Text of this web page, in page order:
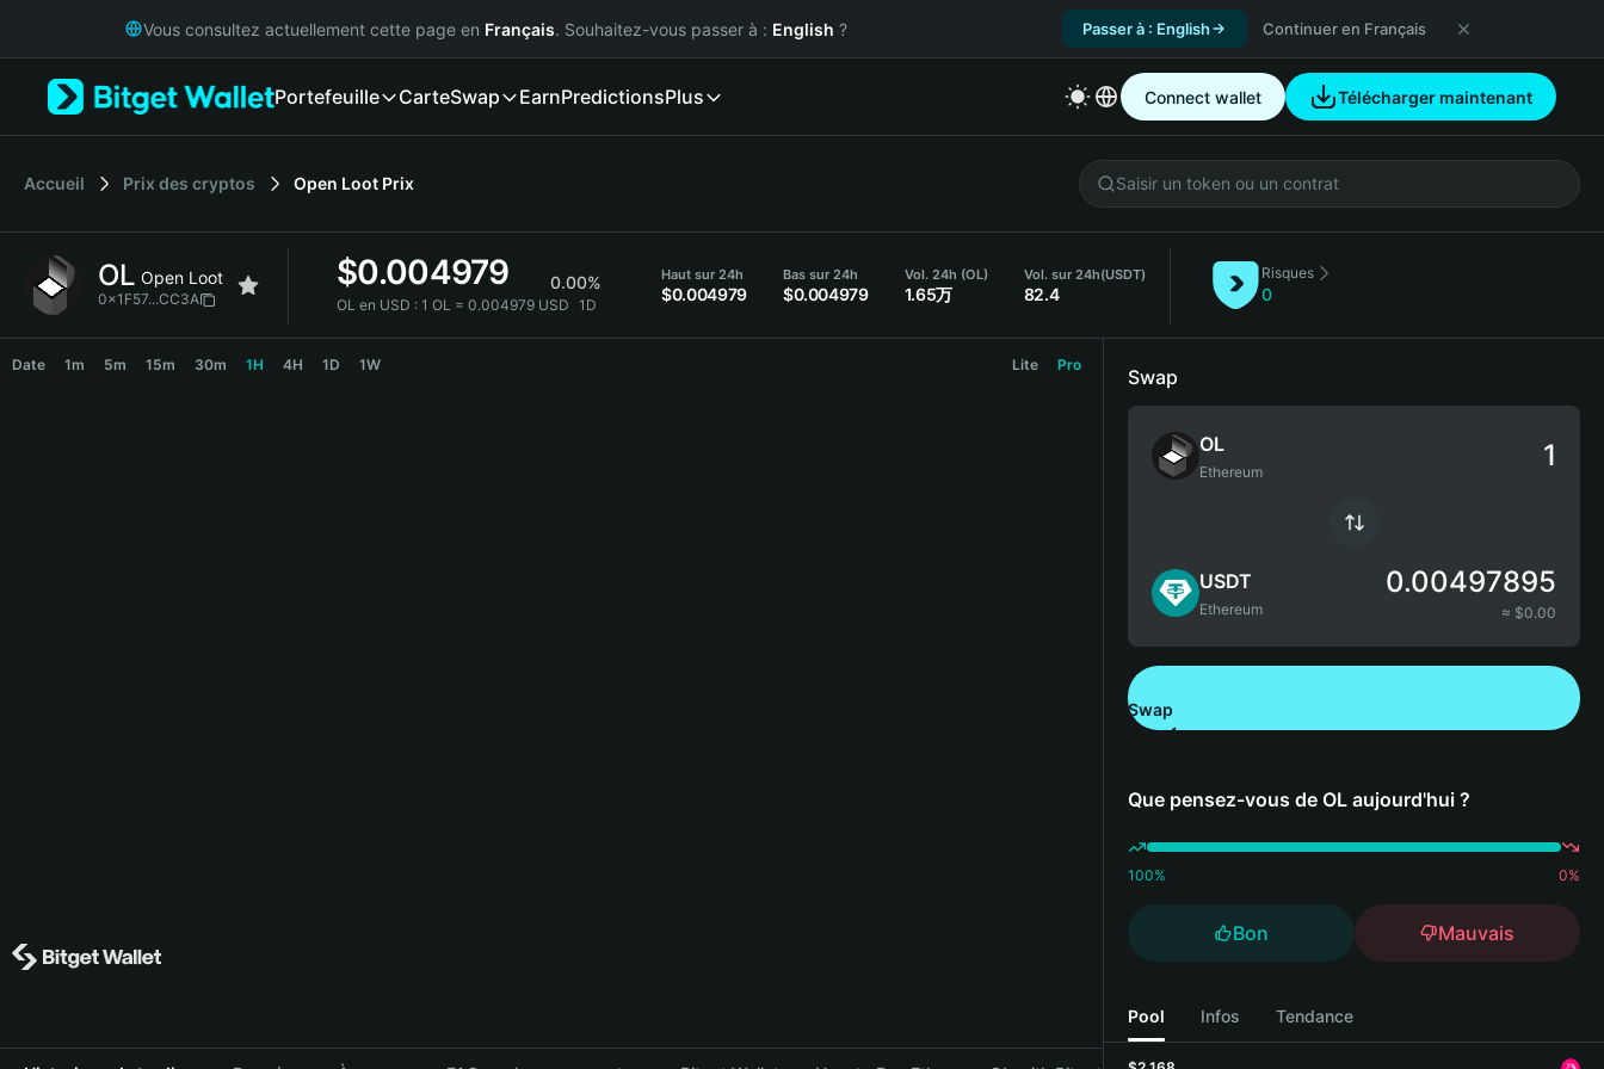
Русский
Italiano
简体中文
繁體中文
Bahasa Indonesia
Vous consultez actuellement cette page en Français. Souhaitez-vous passer à : English ? Passer à : English Continuer en Français
Portefeuille CarteSwap EarnPredictionsPlus Connect wallet Télécharger maintenant
Accueil Prix des cryptos Open Loot Prix
OL Open Loot
0x1F57...CC3A
$0.004979 0.00%
OL en USD : 1 OL = 0.004979 USD 1D
Haut sur 24h
$0.004979
Bas sur 24h
$0.004979
Vol. 24h (OL)
1.65万
Vol. sur 24h(USDT)
82.4
Risques
0
Date 1m 5m 15m 30m 1H 4H 1D 1W Lite Pro
Swap
OL
Ethereum
USDT
Ethereum
0.00497895
≈ $0.00
Swap
Que pensez-vous de OL aujourd'hui ?
100% 0%
Bon Mauvais
Pool Infos Tendance